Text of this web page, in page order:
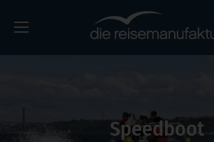
Speedboot